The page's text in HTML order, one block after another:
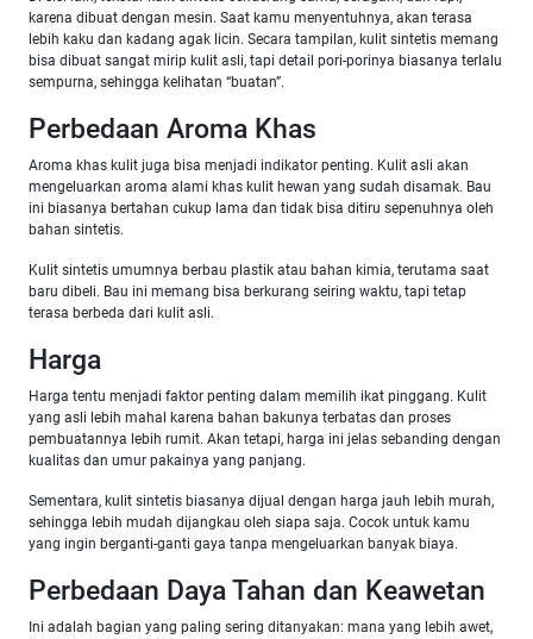
karena dibuat dengan mesin. Saat kamu menyentuhnya, akan terasa
lebih kaku dan kadang agak licin. Secara tampilan, kulit sintetis memang
bisa dibuat sangat mirip kulit asli, tapi detail pori-porinya biasanya terlalu
sempurna, sehingga kelihatan “buatan”.
Perbedaan Aroma Khas
Aroma khas kulit juga bisa menjadi indikator penting. Kulit asli akan
mengeluarkan aroma alami khas kulit hewan yang sudah disamak. Bau
ini biasanya bertahan cukup lama dan tidak bisa ditiru sepenuhnya oleh
bahan sintetis.
Kulit sintetis umumnya berbau plastik atau bahan kimia, terutama saat
baru dibeli. Bau ini memang bisa berkurang seiring waktu, tapi tetap
terasa berbeda dari kulit asli.
Harga
Harga tentu menjadi faktor penting dalam memilih ikat pinggang. Kulit
yang asli lebih mahal karena bahan bakunya terbatas dan proses
pembuatannya lebih rumit. Akan tetapi, harga ini jelas sebanding dengan
kualitas dan umur pakainya yang panjang.
Sementara, kulit sintetis biasanya dijual dengan harga jauh lebih murah,
sehingga lebih mudah dijangkau oleh siapa saja. Cocok untuk kamu
yang ingin berganti-ganti gaya tanpa mengeluarkan banyak biaya.
Perbedaan Daya Tahan dan Keawetan
Ini adalah bagian yang paling sering ditanyakan: mana yang lebih awet,